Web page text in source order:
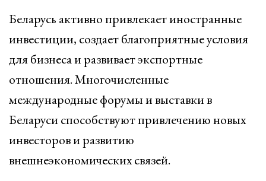
Беларусь активно привлекает иностранные
инвестиции, создает благоприятные условия
для бизнеса и развивает экспортные
отношения. Многочисленные
международные форумы и выставки в
Беларуси способствуют привлечению новых
инвесторов и развитию
внешнеэкономических связей.